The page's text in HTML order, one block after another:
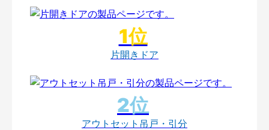
片開きドア
アウトセット吊戸・引分